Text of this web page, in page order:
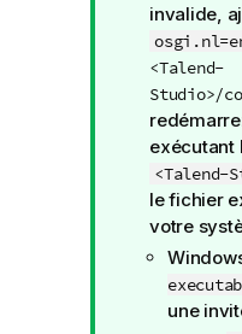
invalide,
<Talend-
Studio>/
exécutant
<Talend-
le fichier
votre
une